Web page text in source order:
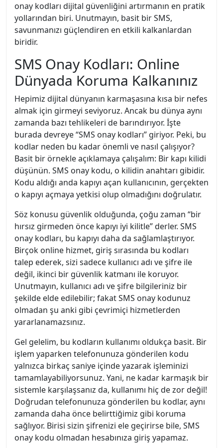
onay kodları dijital güvenliğini artırmanın en pratik
yollarından biri. Unutmayın, basit bir SMS,
savunmanızı güçlendiren en etkili kalkanlardan
biridir.
SMS Onay Kodları: Online
Dünyada Koruma Kalkanınız
Hepimiz dijital dünyanın karmaşasına kısa bir nefes
almak için girmeyi seviyoruz. Ancak bu dünya aynı
zamanda bazı tehlikeleri de barındırıyor. İşte
burada devreye “SMS onay kodları” giriyor. Peki, bu
kodlar neden bu kadar önemli ve nasıl çalışıyor?
Basit bir örnekle açıklamaya çalışalım: Bir kapı kilidi
düşünün. SMS onay kodu, o kilidin anahtarı gibidir.
Kodu aldığı anda kapıyı açan kullanıcının, gerçekten
o kapıyı açmaya yetkisi olup olmadığını doğrulatır.
Söz konusu güvenlik olduğunda, çoğu zaman “bir
hırsız girmeden önce kapıyı iyi kilitle” derler. SMS
onay kodları, bu kapıyı daha da sağlamlaştırıyor.
Birçok online hizmet, giriş sırasında bu kodları
talep ederek, sizi sadece kullanıcı adı ve şifre ile
değil, ikinci bir güvenlik katmanı ile koruyor.
Unutmayın, kullanıcı adı ve şifre bilgileriniz bir
şekilde elde edilebilir; fakat SMS onay kodunuz
olmadan şu anki gibi çevrimiçi hizmetlerden
yararlanamazsınız.
Gel gelelim, bu kodların kullanımı oldukça basit. Bir
işlem yaparken telefonunuza gönderilen kodu
yalnızca birkaç saniye içinde yazarak işleminizi
tamamlayabiliyorsunuz. Yani, ne kadar karmaşık bir
sistemle karşılaşsanız da, kullanımı hiç de zor değil!
Doğrudan telefonunuza gönderilen bu kodlar, aynı
zamanda daha önce belirttiğimiz gibi koruma
sağlıyor. Birisi sizin şifrenizi ele geçirirse bile, SMS
onay kodu olmadan hesabınıza giriş yapamaz.